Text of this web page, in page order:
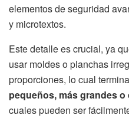
elementos de seguridad
y microtextos.
Este detalle es crucial, ya
usar moldes o planchas
proporciones, lo cual
pequeños, más grandes
cuales pueden ser